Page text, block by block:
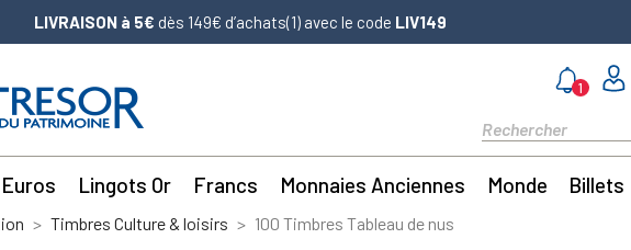
LIVRAISON à 5€ dès 149€ d’achats(1) avec le code LIV149
1
Euros Lingots Or Francs Monnaies Anciennes Monde Billets
Timbres Culture & loisirs 100 Timbres Tableau de nus